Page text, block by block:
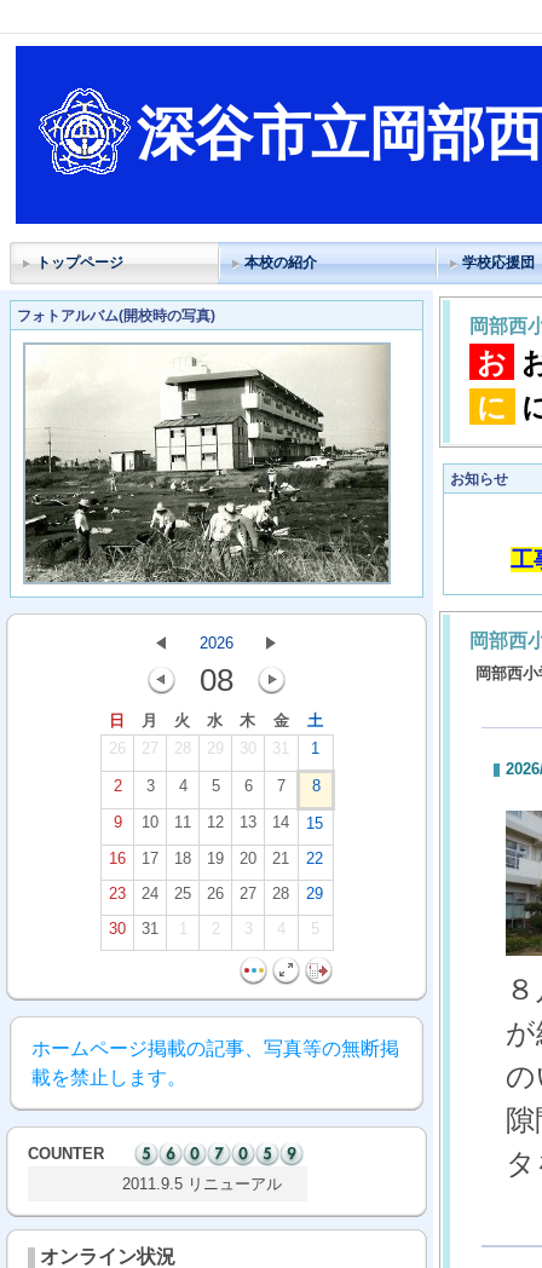
深谷市立岡部
トップページ 本校の紹介 学校応援団
フォトアルバム(開校時の写真)
2026
08
日 月 火 水 木 金
土
26
27 28 29 30 31 1
2 3 4 5 6 7
8
9
10 11 12 13 14
15
16
17 18 19 20 21
22
23
24 25 26 27 28
29
30
31 1 2 3 4 5
ホームページ掲載の記事、写真等の無断掲
載を禁止します。
COUNTER
2011.9.5 リニューアル
オンライン状況
岡部西
お
に
お知らせ
工
岡部西
岡部西